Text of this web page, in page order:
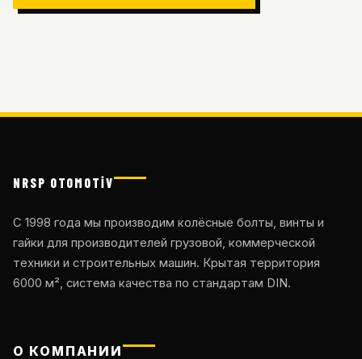
NRSP OTOMOTİV
С 1998 года мы производим колёсные болты, винты и
гайки для производителей грузовой, коммерческой
техники и строительных машин. Крытая территория
6000 м², система качества по стандартам DIN.
О КОМПАНИИ